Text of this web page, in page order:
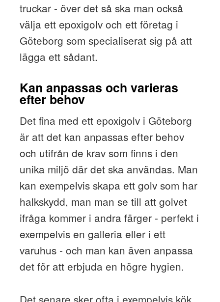
truckar - över det så ska man också
välja ett epoxigolv och ett företag i
Göteborg som specialiserat sig på att
lägga ett sådant.
Kan anpassas och varieras
efter behov
Det fina med ett epoxigolv i Göteborg
är att det kan anpassas efter behov
och utifrån de krav som finns i den
unika miljö där det ska användas. Man
kan exempelvis skapa ett golv som har
halkskydd, man man se till att golvet
ifråga kommer i andra färger - perfekt i
exempelvis en galleria eller i ett
varuhus - och man kan även anpassa
det för att erbjuda en högre hygien.
Det senare sker ofta i exempelvis kök